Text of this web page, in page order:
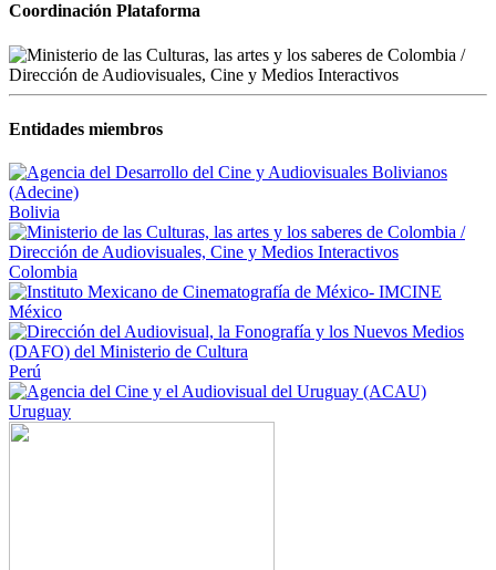
Coordinación Plataforma
Entidades miembros
Bolivia
Colombia
México
Perú
Uruguay